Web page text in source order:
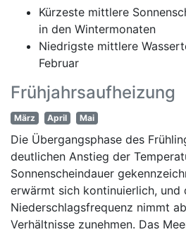
Kürzeste mittlere
in den Wintermonaten
Niedrigste mittlere
Februar
Frühjahrsaufheizung
März April Mai
Die Übergangsphase des
deutlichen Anstieg der
Sonnenscheindauer
erwärmt sich kontinuierlich, und
Niederschlagsfrequenz nimmt
Verhältnisse zunehmen. Das